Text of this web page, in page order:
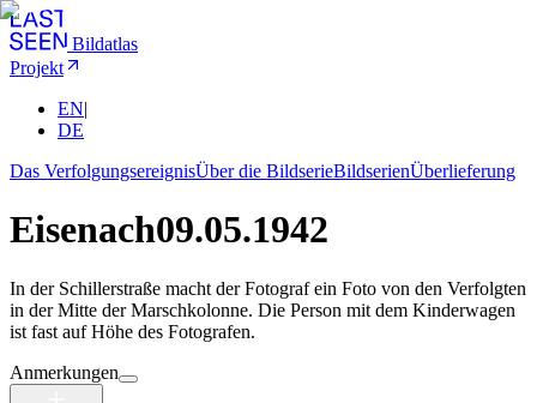
Bildatlas
Projekt
EN|
DE
Das VerfolgungsereignisÜber die BildserieBildserienÜberlieferung
Eisenach09.05.1942
In der Schillerstraße macht der Fotograf ein Foto von den Verfolgten
in der Mitte der Marschkolonne. Die Person mit dem Kinderwagen
ist fast auf Höhe des Fotografen.
Anmerkungen